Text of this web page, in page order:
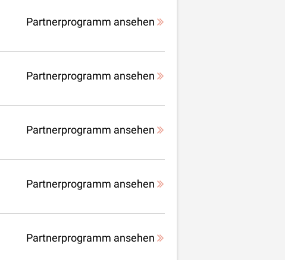
Partnerprogramm ansehen
Partnerprogramm ansehen
Partnerprogramm ansehen
Partnerprogramm ansehen
Partnerprogramm ansehen